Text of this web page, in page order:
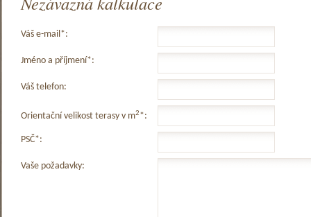
Váš e-mail*:
Jméno a příjmení*:
Váš telefon:
Orientační velikost terasy v m2*:
PSČ*:
Vaše požadavky: